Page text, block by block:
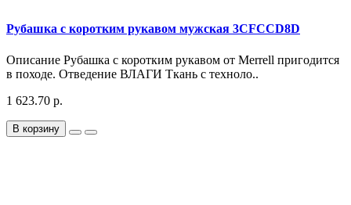
Рубашка с коротким рукавом мужская 3CFCCD8D
Описание Рубашка с коротким рукавом от Merrell пригодится
в походе. Отведение ВЛАГИ Ткань с техноло..
1 623.70 р.
В корзину